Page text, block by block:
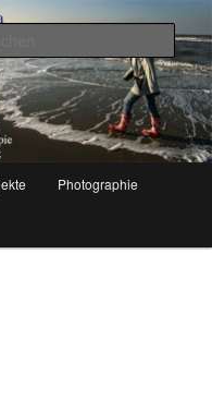
– Eine Begegnung
Photographie